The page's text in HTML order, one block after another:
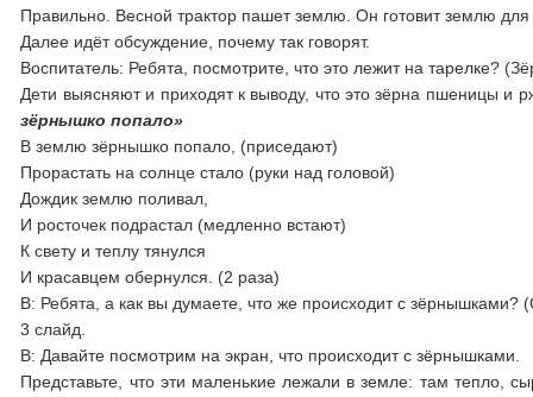
Правильно. Весной трактор пашет землю. Он готовит землю
Далее идёт обсуждение, почему так говорят.
Воспитатель: Ребята, посмотрите, что это лежит на тарелке?
Дети выясняют и приходят к
зёрнышко попало»
В землю зёрнышко попало, (приседают)
Прорастать на солнце стало (руки над головой)
Дождик землю поливал,
И росточек подрастал (медленно встают)
К свету и теплу тянулся
И красавцем обернулся. (2 раза)
В: Ребята, а как вы думаете, что же происходит с
3 слайд.
В: Давайте посмотрим на экран, что происходит с зёрнышками.
Представьте, что эти маленькие лежали в земле: там тепло,